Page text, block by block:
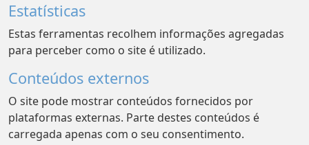
Estatísticas
Estas ferramentas recolhem informações agregadas
para perceber como o site é utilizado.
Conteúdos externos
O site pode mostrar conteúdos fornecidos por
plataformas externas. Parte destes conteúdos é
carregada apenas com o seu consentimento.